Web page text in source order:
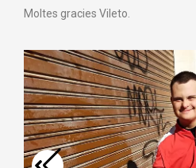
Moltes gracies Vileto.